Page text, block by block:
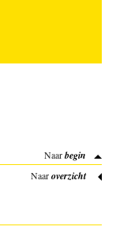
Naarbegin
Naaroverzicht